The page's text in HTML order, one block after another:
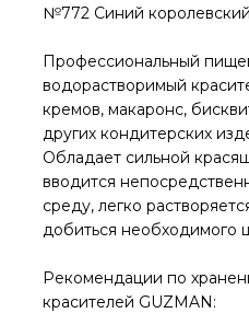
№772 Синий королевский
Профессиональный
водорастворимый
кремов, макаронс,
других кондитерских
Обладает сильной
вводится
среду, легко
добиться необходимого
Рекомендации по
красителей GUZMAN: